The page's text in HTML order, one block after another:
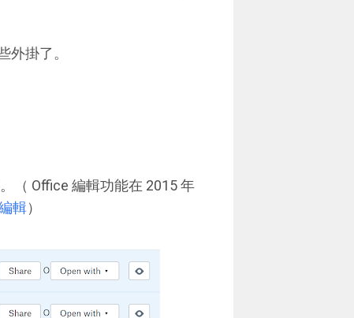
外掛了。
（ Office 編輯功能在 2015 年
輯）